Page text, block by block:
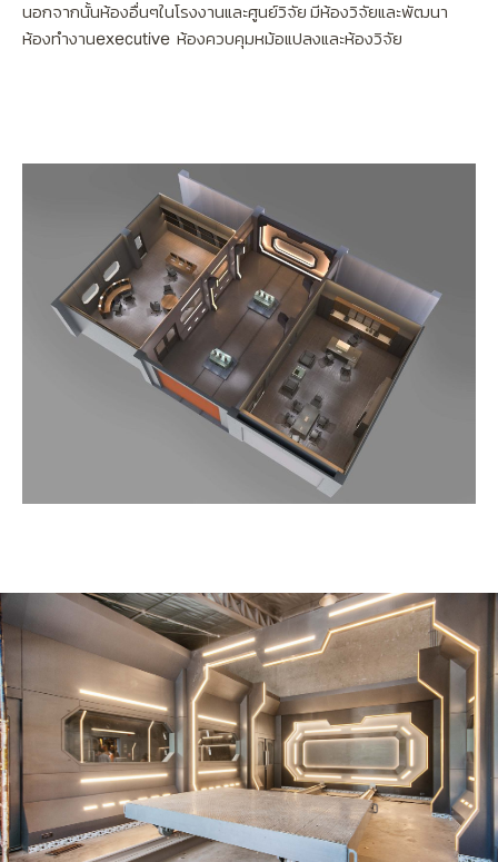
นอกจากนั้นห้องอื่นๆในโรงงานและศูนย์วิจัย มีห้องวิจัยและพัฒนา
ห้องทำงานexecutive ห้องควบคุมหม้อแปลงและห้องวิจัย